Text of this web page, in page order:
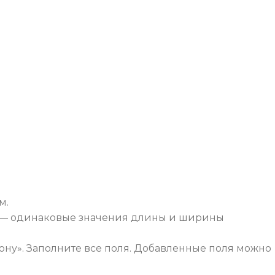
— одинаковые значения длины и ширины
Заполните все поля. Добавленные поля можно